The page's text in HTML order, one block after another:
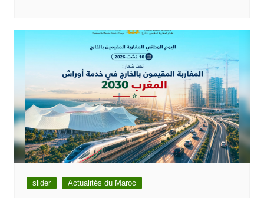
slider Actualités du Maroc